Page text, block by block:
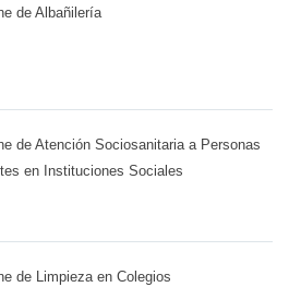
de Albañilería
de Atención Sociosanitaria a Personas
en Instituciones Sociales
de Limpieza en Colegios